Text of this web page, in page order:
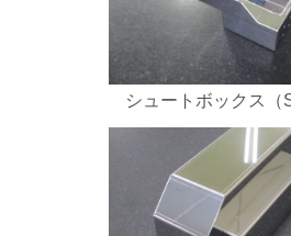
シュートボックス（